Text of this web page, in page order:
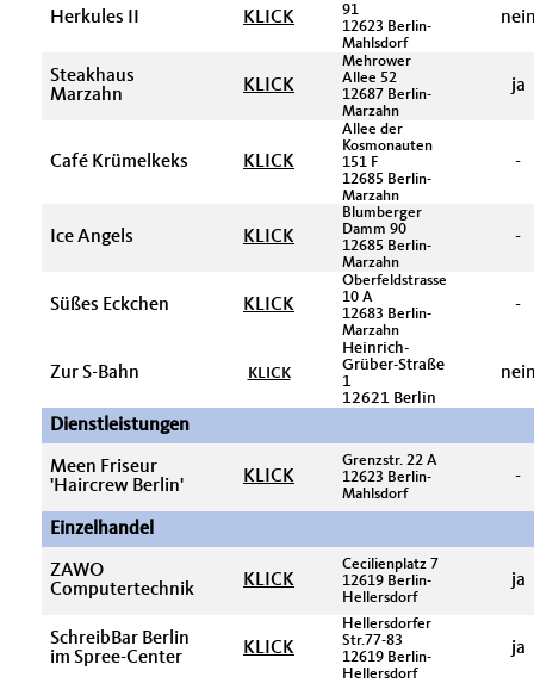
Herkules II KLICK
91
12623 Berlin-
Mahlsdorf
Steakhaus
Marzahn
KLICK
Mehrower
Allee 52
12687 Berlin-
Marzahn
ja
Café Krümelkeks KLICK
Allee der
Kosmonauten
151 F
12685 Berlin-
Marzahn
-
Ice Angels KLICK
Blumberger
Damm 90
12685 Berlin-
Marzahn
-
Süßes Eckchen KLICK
Oberfeldstrasse
10 A
12683 Berlin-
Marzahn
-
Zur S-Bahn KLICK
Heinrich-
Grüber-Straße
1
12621 Berlin
Dienstleistungen
Meen Friseur
'Haircrew Berlin'
KLICK
Grenzstr. 22 A
12623 Berlin-
Mahlsdorf
-
Einzelhandel
ZAWO
Computertechnik
KLICK
Cecilienplatz 7
12619 Berlin-
Hellersdorf
ja
SchreibBar Berlin
im Spree-Center
KLICK
Hellersdorfer
Str.77-83
12619 Berlin-
Hellersdorf
ja